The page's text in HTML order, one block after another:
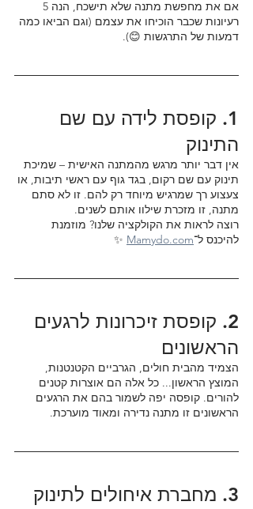
רעיונות שכבר הוכיחו את עצמם (וגם הביאו כמה
דמעות של התרגשות 😊).
1. קופסת לידה עם שם
התינוק
אין דבר יותר מרגש מהמתנה האישית – שמיכת
תינוק עם שם רקום, בגד גוף עם ראשי תיבות, או
צעצוע רך שמרגיש מיוחד רק להם. זו לא סתם
מתנה, זו מזכרת שילוו אותם לשנים.
רוצה לראות את הקולקציה שלנו? מוזמנת
להיכנס ל־Mamydo.com
✨
2. קופסת זיכרונות לרגעים
הראשונים
הצמיד מהבית חולים, הגרביים הקטנטנות,
המוצץ הראשון... כל אלה הם אוצרות קטנים
להורים. קופסה יפה לשמור בהם את הרגעים
הראשונים זו מתנה נדירה ומאוד מוערכת.
3. מחברת איחולים לתינוק